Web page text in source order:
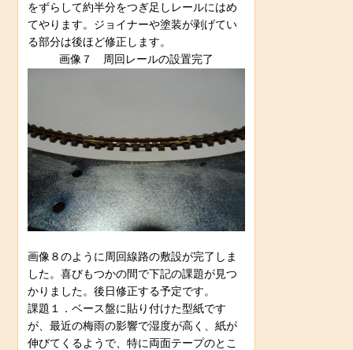
をずらして約半分をつぎ足しレールにはめ
てやります。ジョイナーや塗装が剥げてい
る部分は後ほど修正します。
画像７ 周回レールの設置完了
画像８のように周回線路の敷設が完了しま
した。喜びもつかの間で下記の課題が見つ
かりました。後日修正する予定です。
課題１．ベース盤に貼り付けた型紙です
が、最近の梅雨の影響で湿度が高く、紙が
伸びてくるようで、特に両面テープのとこ